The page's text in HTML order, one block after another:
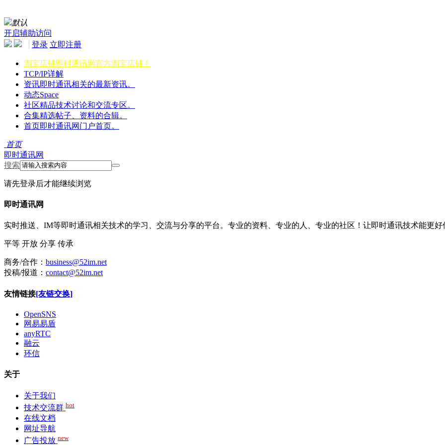
默认
开启辅助访问
登录 立即注册
淘宝店铺即时通讯网官方淘宝店铺！
TCP/IP详解
资讯即时通讯相关的最新资讯。
动态Space
社区精品技术讨论和交流专区。
合集精选帖子、资料的合辑。
首页即时通讯网门户首页。
首页
即时通讯网
搜索
请先登录后才能继续浏览
即时通讯网
实时推送、IM等即时通讯相关技术的学习、交流与分享的平台。专业的资料、专业的人、专业的社区！让即时通讯技术能更好
平等 开放 分享 传承
商务/合作： business@52im.net
投稿/报道： contact@52im.net
友情链接[友链交换]
OpenSNS
网易易盾
anyRTC
融云
环信
关于
关于我们
技术交流群 hot
在线文档
网址导航
广告投放 new